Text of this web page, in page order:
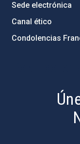
Sede electrónica
Canal ético
Condolencias